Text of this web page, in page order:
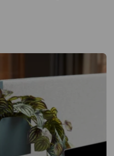
können Sie
und die Arbeitsumgebung
die zu mehr Privatsphäre und
beitragen. Die Lösung eignet
in denen ein
besteht. Komplettes
Das Paket enthält ein
mit Verbindungsbeschlägen,
Die Teile sind speziell für
Softline von Abstracta